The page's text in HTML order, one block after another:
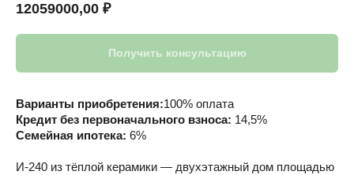
12059000,00 ₽
Получить консультацию
Варианты приобретения:100% оплата
Кредит без первоначального взноса: 14,5%
Семейная ипотека: 6%
И-240 из тёплой керамики — двухэтажный дом площадью